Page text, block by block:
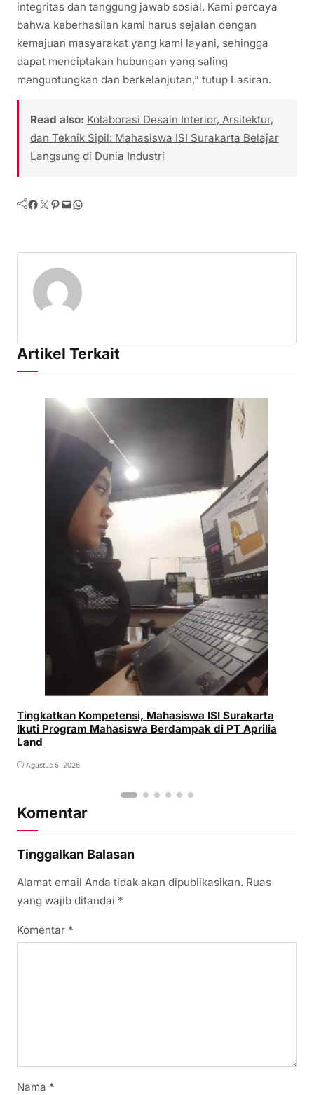
integritas dan tanggung jawab sosial. Kami percaya
bahwa keberhasilan kami harus sejalan dengan
kemajuan masyarakat yang kami layani, sehingga
dapat menciptakan hubungan yang saling
menguntungkan dan berkelanjutan,” tutup Lasiran.
Read also: Kolaborasi Desain Interior, Arsitektur,
dan Teknik Sipil: Mahasiswa ISI Surakarta Belajar
Langsung di Dunia Industri
Facebook Twitter Pinterest Mail WhatsApp
Artikel Terkait
Tingkatkan Kompetensi, Mahasiswa ISI Surakarta
Ikuti Program Mahasiswa Berdampak di PT Aprilia
Land
Agustus 5, 2026
Komentar
Tinggalkan Balasan
Alamat email Anda tidak akan dipublikasikan. Ruas
yang wajib ditandai *
Komentar *
Nama *